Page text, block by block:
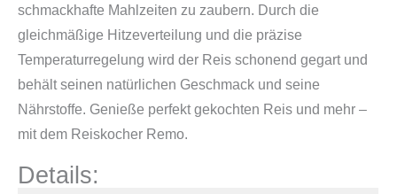
schmackhafte Mahlzeiten zu zaubern. Durch die
gleichmäßige Hitzeverteilung und die präzise
Temperaturregelung wird der Reis schonend gegart und
behält seinen natürlichen Geschmack und seine
Nährstoffe. Genieße perfekt gekochten Reis und mehr –
mit dem Reiskocher Remo.
Details: